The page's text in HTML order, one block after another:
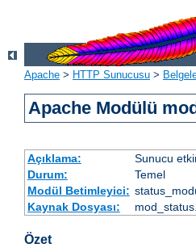
Apache > HTTP Sunucusu >
Apache Modülü
Açıklama:
Sunucu
Durum:
Temel
Modül Betimleyici:
Kaynak Dosyası:
Özet